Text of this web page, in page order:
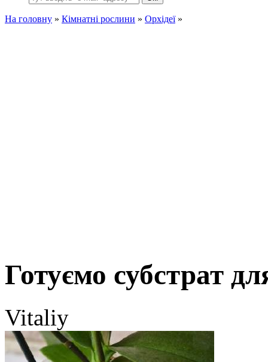
На головну » Кімнатні рослини » Орхідеї»
Готуємо субстрат
Vitaliy